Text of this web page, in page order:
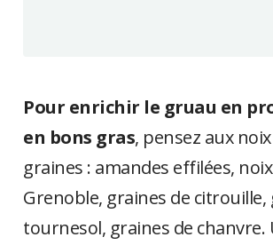
Pour enrichir le gruau en
en bons gras, pensez aux
graines : amandes effilées,
Grenoble, graines de citrouille,
tournesol, graines de chanvre.